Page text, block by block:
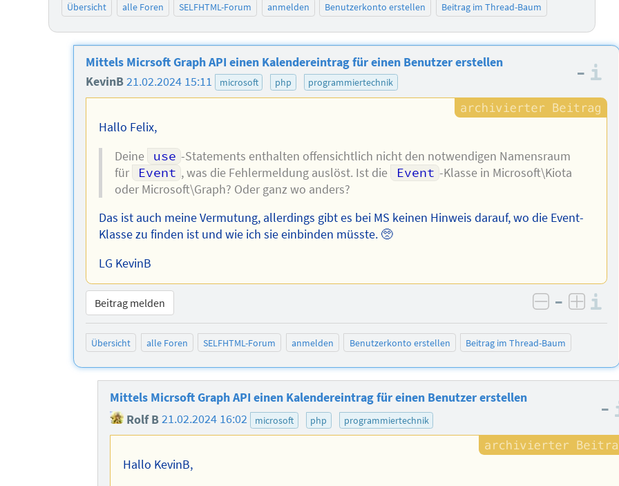
Übersicht alle Foren SELFHTML-Forum anmelden Benutzerkonto erstellen Beitrag im Thread-Baum
Mittels Micrsoft Graph API einen Kalendereintrag für einen Benutzer erstellen
KevinB21.02.2024 15:11 microsoft php programmiertechnik –
Hallo Felix,
Deine
use -Statements enthalten offensichtlich nicht den notwendigen Namensraum
für
Event , was die Fehlermeldung auslöst. Ist die Event -Klasse in Microsoft\Kiota
oder Microsoft\Graph? Oder ganz wo anders?
Das ist auch meine Vermutung, allerdings gibt es bei MS keinen Hinweis darauf, wo die Event-
Klasse zu finden ist und wie ich sie einbinden müsste. 🥺
LG KevinB
Beitrag melden negativ
–
Übersicht alle Foren SELFHTML-Forum anmelden Benutzerkonto erstellen Beitrag im Thread-Baum
Mittels Micrsoft Graph API einen Kalendereintrag für einen Benutzer erstellen
Rolf B21.02.2024 16:02 microsoft php programmiertechnik
–
Hallo KevinB,